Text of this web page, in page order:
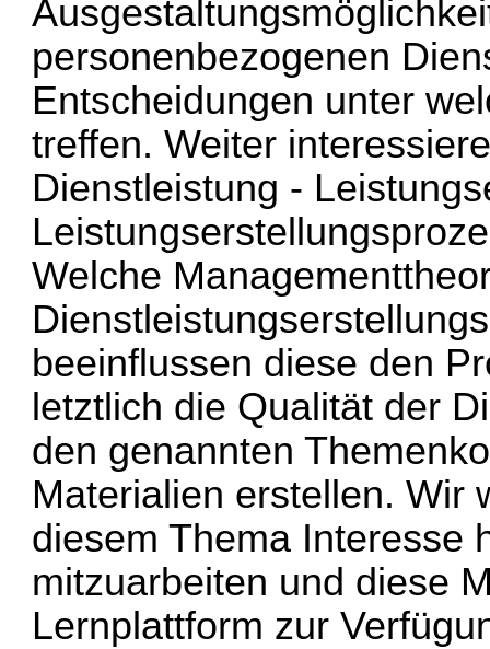
personenbezogenen
Entscheidungen unter
treffen. Weiter
Dienstleistung -
Welche
beeinflussen diese den
letztlich die Qualität der
den genannten
Materialien erstellen. Wir
diesem Thema Interesse
mitzuarbeiten und diese
Lernplattform zur